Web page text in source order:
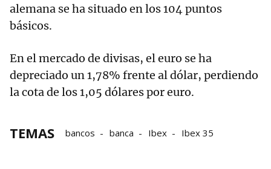
alemana se ha situado en los 104 puntos
básicos.
En el mercado de divisas, el euro se ha
depreciado un 1,78% frente al dólar, perdiendo
la cota de los 1,05 dólares por euro.
TEMAS bancos banca Ibex Ibex 35